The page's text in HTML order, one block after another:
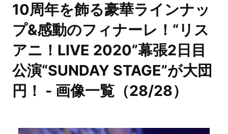
10周年を飾る豪華ラインナッ
プ&感動のフィナーレ！“リス
アニ！LIVE 2020”幕張2日目
公演“SUNDAY STAGE”が大団
円！ - 画像一覧（28/28）